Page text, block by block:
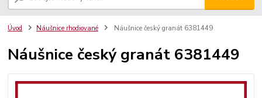
Úvod Náušnice rhodiované Náušnice český granát 6381449
Náušnice český granát 6381449